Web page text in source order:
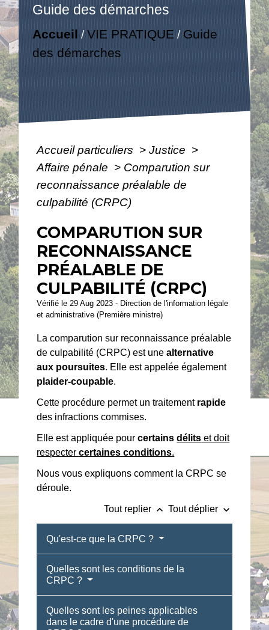
Guide des démarches
Accueil /VIE PRATIQUE / Guide
des démarches
Accueil particuliers > Justice >
Affaire pénale > Comparution sur
reconnaissance préalable de
culpabilité (CRPC)
COMPARUTION SUR
RECONNAISSANCE
PRÉALABLE DE
CULPABILITÉ (CRPC)
Vérifié le 29 Aug 2023 - Direction de l'information légale
et administrative (Première ministre)
La comparution sur reconnaissance préalable
de culpabilité (CRPC) est unealternative
aux poursuites. Elle est appelée également
plaider-coupable.
Cette procédure permet un traitement rapide
des infractions commises.
Elle est appliquée pourcertainsdélits et doit
respectercertaines conditions.
Nous vous expliquons comment la CRPC se
déroule.
Tout replier keyboard_arrow_up Tout déplier keyboard_arrow_down
Qu'est-ce que la CRPC ?
Quelles sont les conditions de la
CRPC ?
Quelles sont les peines applicables
dans le cadre d'une procédure de